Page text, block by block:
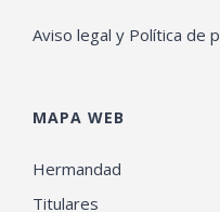
Aviso legal y Política de
MAPA WEB
Hermandad
Titulares